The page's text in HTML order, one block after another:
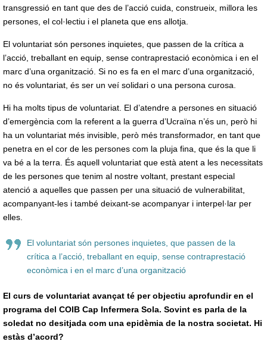
transgressió en tant que des de l’acció cuida, construeix, millora les
persones, el col·lectiu i el planeta que ens allotja.
El voluntariat són persones inquietes, que passen de la crítica a
l’acció, treballant en equip, sense contraprestació econòmica i en el
marc d’una organització. Si no es fa en el marc d’una organització,
no és voluntariat, és ser un veí solidari o una persona curosa.
Hi ha molts tipus de voluntariat. El d’atendre a persones en situació
d’emergència com la referent a la guerra d’Ucraïna n’és un, però hi
ha un voluntariat més invisible, però més transformador, en tant que
penetra en el cor de les persones com la pluja fina, que és la que li
va bé a la terra. És aquell voluntariat que està atent a les necessitats
de les persones que tenim al nostre voltant, prestant especial
atenció a aquelles que passen per una situació de vulnerabilitat,
acompanyant-les i també deixant-se acompanyar i interpel·lar per
elles.
El voluntariat són persones inquietes, que passen de la
crítica a l’acció, treballant en equip, sense contraprestació
econòmica i en el marc d’una organització
El curs de voluntariat avançat té per objectiu aprofundir en el
programa del COIB Cap Infermera Sola. Sovint es parla de la
soledat no desitjada com una epidèmia de la nostra societat. Hi
estàs d’acord?